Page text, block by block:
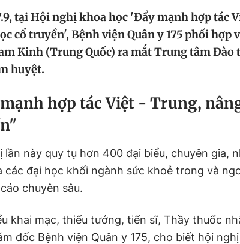
tại Hội nghị khoa học 'Đẩy mạnh hợp tác
cổ truyền', Bệnh viện Quân y 175 phối hợp
Kinh (Trung Quốc) ra mắt Trung tâm Đào
huyệt.
hợp tác Việt - Trung,
lần này quy tụ hơn 400 đại biểu, chuyên gia,
các đại học khối ngành sức khoẻ trong và
chuyên sâu.
khai mạc, thiếu tướng, tiến sĩ, Thầy thuốc
đốc Bệnh viện Quân y 175, cho biết hội